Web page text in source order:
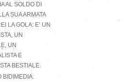
AL SOLDO DI
SUA ARMATA
LA GOLA: E’ UN
UN
UN
E
BESTIALE.
BIDIMEDIA: